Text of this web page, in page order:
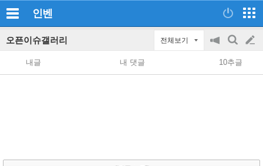
인벤
오픈이슈갤러리 전체보기
공
지
on/off
검
색
글
쓰
내글 내 댓글 10추글